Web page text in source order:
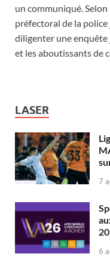
un communiqué.
préfectoral de la police
diligenter une
et les aboutissants de
LASER
7
6